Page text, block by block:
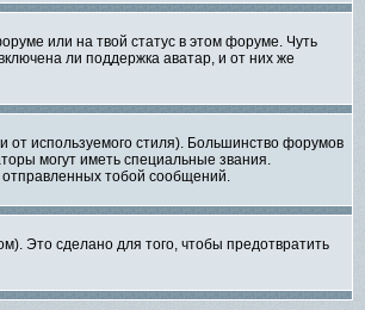
или на твой статус в этом форуме. Чуть
ли поддержка аватар, и от них же
используемого стиля). Большинство форумов
могут иметь специальные звания.
тобой сообщений.
Это сделано для того, чтобы предотвратить